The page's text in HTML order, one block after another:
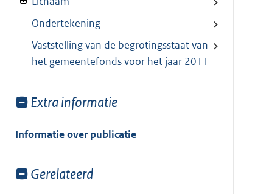
Ondertekening
Vaststelling van de begrotingsstaat van
het gemeentefonds voor het jaar 2011
Toon
van:
Extra informatie
Informatie over publicatie
Toon
Gerelateerd